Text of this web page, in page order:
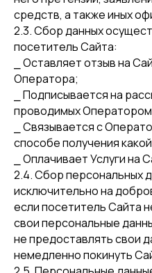
средств, а также иных
2.3. Сбор данных
посетитель Сайта:
⎯ Оставляет отзыв на
Оператора;
⎯ Подписывается на
проводимых
⎯ Связывается с
способе получения
⎯ Оплачивает Услуги на
2.4. Сбор персональных
исключительно на
если посетитель Сайта
свои персональные
не предоставлять свои
немедленно покинуть